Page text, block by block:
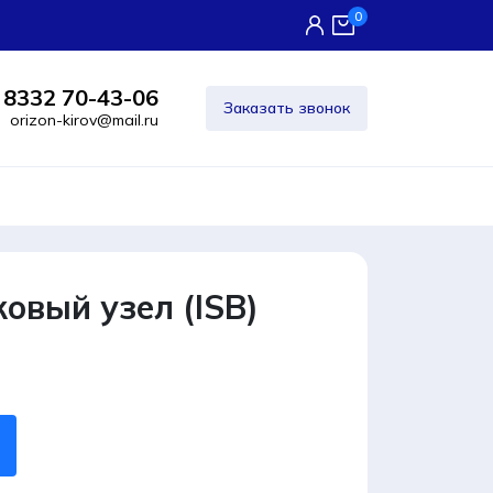
0
70-43-06
orizon-kirov@mail.ru
Заказать звонок
узел (ISB)